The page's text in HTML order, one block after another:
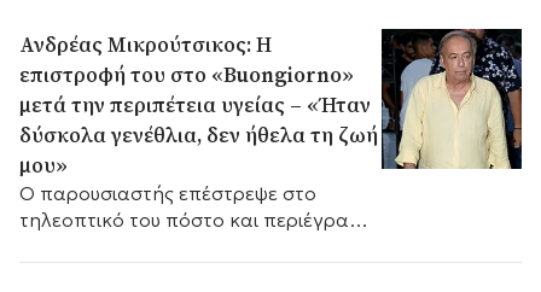
Ανδρέας Μικρούτσικος: Η
επιστροφή του στο «Buongiorno»
μετά την περιπέτεια υγείας – «Ήταν
δύσκολα γενέθλια, δεν ήθελα τη ζωή
μου»
Ο παρουσιαστής επέστρεψε στο
τηλεοπτικό του πόστο και περιέγραψε